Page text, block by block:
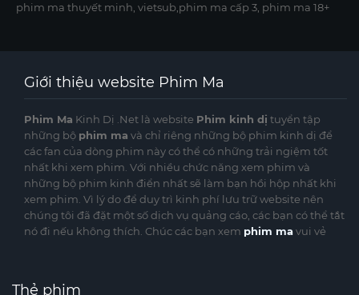
phim ma thuyết minh, vietsub,phim ma cấp 3, phim ma 18+
Giới thiệu website Phim Ma
Phim Ma Kinh Dị .Net là website Phim kinh dị tuyển tập
những bộ phim ma và chỉ riêng những bộ phim kinh dị để
các fan của dòng phim này có thể có những trải ngiệm tốt
nhất khi xem phim. Với nhiều chức năng xem phim và
những bộ phim kinh điển nhất sẽ làm bạn hồi hộp nhất khi
xem phim. Vì lý do để duy trì kinh phí lưu trữ website nên
chúng tôi đã đặt một số dịch vụ quảng cáo, các bạn có thể tắt
nó đi nếu không thích. Chúc các bạn xem phim mavui vẻ
Thẻ phim